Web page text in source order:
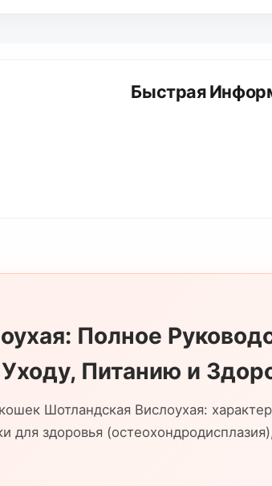
Быстрая
Полное
Питанию и
Шотландская Вислоухая:
для здоровья